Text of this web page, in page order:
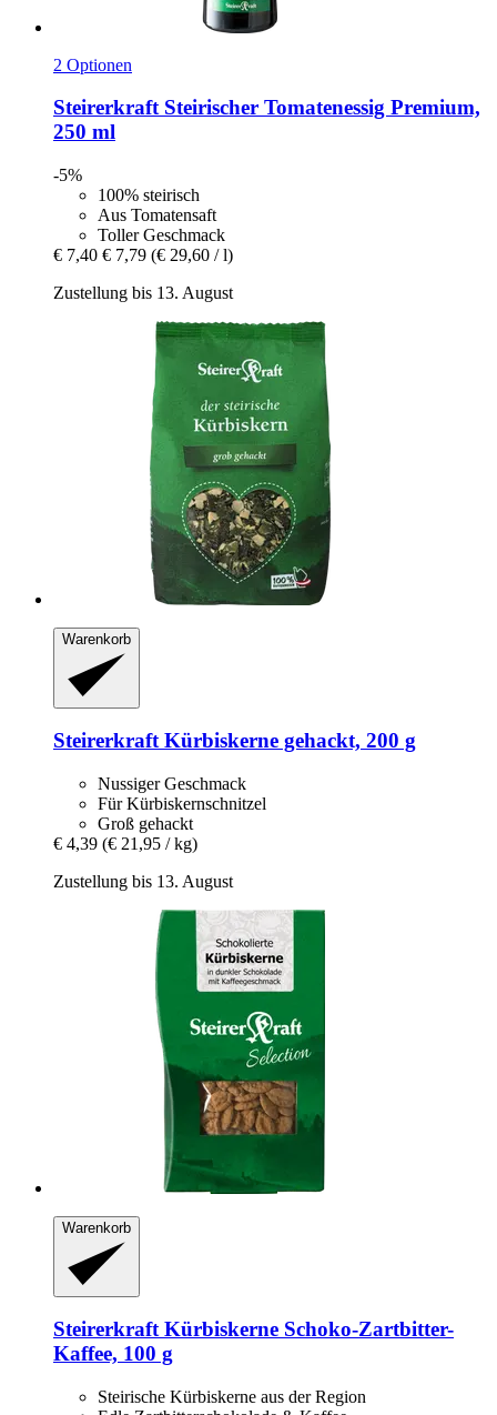
2 Optionen
SteirerkraftSteirischer Tomatenessig Premium,
250 ml
-5%
100% steirisch
Aus Tomatensaft
Toller Geschmack
€ 7,40 € 7,79 (€ 29,60 / l)
Zustellung bis 13. August
Warenkorb
SteirerkraftKürbiskerne gehackt, 200 g
Nussiger Geschmack
Für Kürbiskernschnitzel
Groß gehackt
€ 4,39 (€ 21,95 / kg)
Zustellung bis 13. August
Warenkorb
SteirerkraftKürbiskerne Schoko-​Zartbitter-​
Kaffee, 100 g
Steirische Kürbiskerne aus der Region